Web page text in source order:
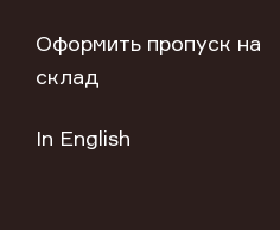
Оформить пропуск на
склад
In English